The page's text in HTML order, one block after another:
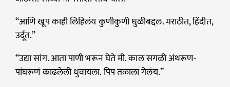
“आणि खूप काही लिहिलंय कुणीकुणी धुळीबद्दल. मराठीत, हिंदीत,
उर्दूत.”
“उद्या सांग. आता पाणी भरून घेते मी. काल सगळी अंथरूण-
पांघरूणं काढलेली धुवायला. पिप तळाला गेलंय.”